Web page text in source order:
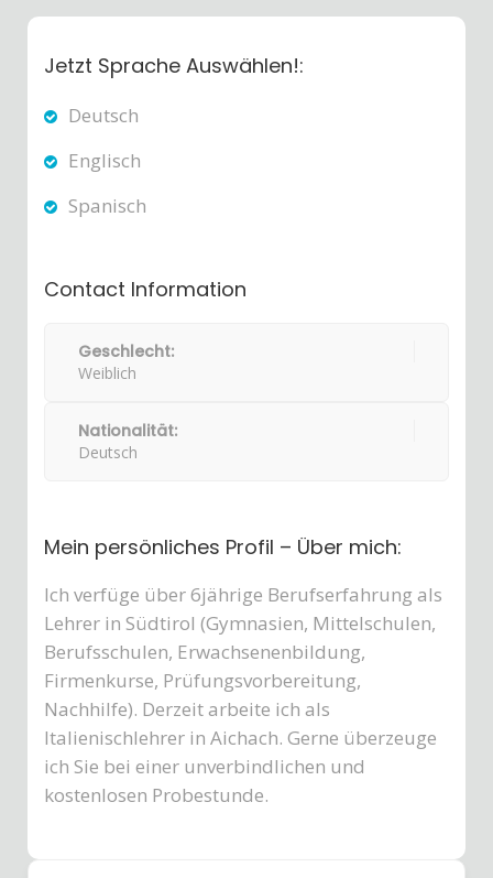
Jetzt Sprache Auswählen!:
Deutsch
Englisch
Spanisch
Contact Information
Geschlecht:
Weiblich
Nationalität:
Deutsch
Mein persönliches Profil – Über mich:
Ich verfüge über 6jährige Berufserfahrung als
Lehrer in Südtirol (Gymnasien, Mittelschulen,
Berufsschulen, Erwachsenenbildung,
Firmenkurse, Prüfungsvorbereitung,
Nachhilfe). Derzeit arbeite ich als
Italienischlehrer in Aichach. Gerne überzeuge
ich Sie bei einer unverbindlichen und
kostenlosen Probestunde.